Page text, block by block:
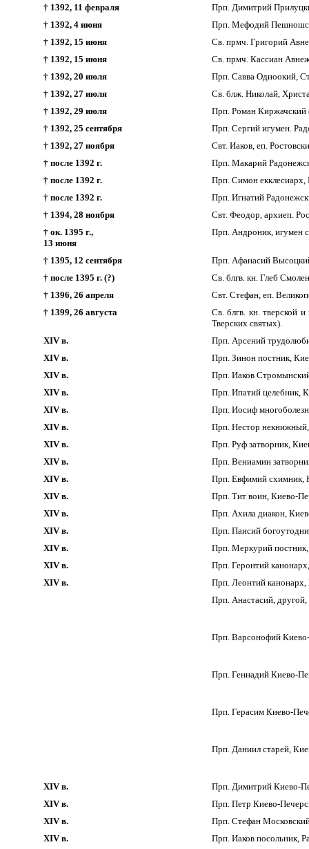
† 1392, 11 февраля
Прп. Димитрий
† 1392, 4 июня
Прп. Мефодий
† 1392, 15 июня
Св. прмч. Григорий
† 1392, 15 июня
Св. прмч. Кассиан
† 1392, 20 июля
Прп. Савва Одноокий,
† 1392, 27 июля
Св. блж. Николай,
† 1392, 29 июля
Прп. Роман
† 1392, 25 сентября
Прп. Сергий игумен.
† 1392, 27 ноября
Свт. Иаков, еп.
† после 1392 г.
Прп. Макарий
† после 1392 г.
Прп. Симон
† после 1392 г.
Прп. Игнатий
† 1394, 28 ноября
Свт. Феодор, архиеп.
† ок. 1395 г.,
13 июня
Прп. Андроник, игумен
† 1395, 12 сентября
Прп. Афанасий
† после 1395 г. (?)
Св. блгв. кн. Глеб
† 1396, 26 апреля
Свт. Стефан, еп.
† 1399, 26 августа
Св. блгв. кн. тверской
Тверских святых).
XIV в.
Прп. Арсений
XIV в.
Прп. Зинон постник,
XIV в.
Прп. Иаков
XIV в.
Прп. Ипатий целебник,
XIV в.
Прп. Иосиф
XIV в.
Прп. Нестор
XIV в.
Прп. Руф затворник,
XIV в.
Прп. Вениамин
XIV в.
Прп. Евфимий схимник,
XIV в.
Прп. Тит воин, Киево-
XIV в.
Прп. Ахила диакон,
XIV в.
Прп. Паисий
XIV в.
Прп. Меркурий
XIV в.
Прп. Геронтий
XIV в.
Прп. Леонтий
Прп. Анастасий,
Прп. Варсонофий
Прп. Геннадий Киево-
Прп. Герасим Киево-
Прп. Даниил старей,
XIV в.
Прп. Димитрий Киево-
XIV в.
Прп. Петр Киево-
XIV в.
Прп. Стефан
XIV в.
Прп. Иаков посольник,